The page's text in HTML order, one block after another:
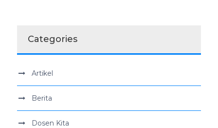
Categories
Artikel
Berita
Dosen Kita